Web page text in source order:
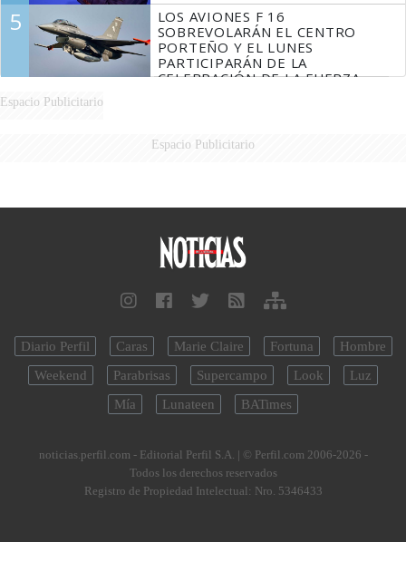
5
LOS AVIONES F 16
SOBREVOLARÁN EL CENTRO
PORTEÑO Y EL LUNES
PARTICIPARÁN DE LA
CELEBRACIÓN DE LA FUERZA
Espacio Publicitario
Espacio Publicitario
Diario Perfil Caras Marie Claire Fortuna
Hombre
Weekend
Parabrisas Supercampo Look
Luz
Mía
Lunateen BATimes
noticias.perfil.com - Editorial Perfil S.A. | © Perfil.com 2006-2026 -
Todos los derechos reservados
Registro de Propiedad Intelectual: Nro. 5346433